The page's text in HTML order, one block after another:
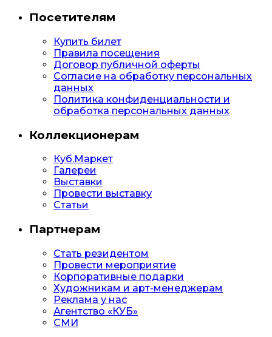
Посетителям
Купить билет
Правила посещения
Договор публичной оферты
Согласие на обработку персональных
данных
Политика конфиденциальности и
обработка персональных данных
Коллекционерам
Куб.Маркет
Галереи
Выставки
Провести выставку
Статьи
Партнерам
Стать резидентом
Провести мероприятие
Корпоративные подарки
Художникам и арт-менеджерам
Реклама у нас
Агентство «КУБ»
СМИ